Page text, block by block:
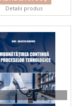
Detalii produs